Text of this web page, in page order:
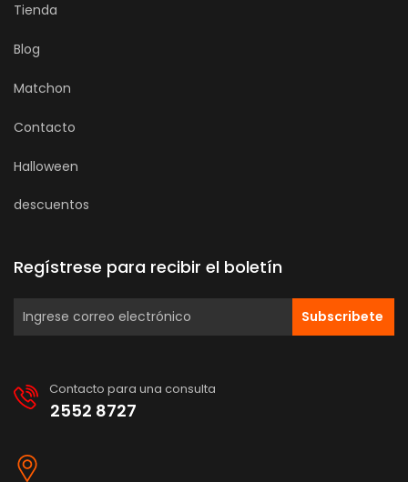
Tienda
Blog
Matchon
Contacto
Halloween
descuentos
Regístrese para recibir el boletín
Subscribete
Contacto para una consulta
2552 8727